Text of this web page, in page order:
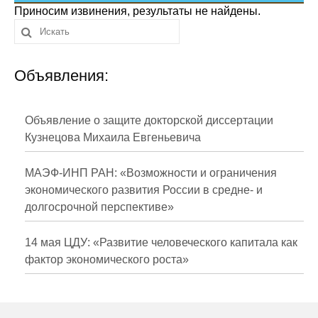
Сотрудники
Отчетность
Противодействие коррупции
Публикации
Научная жизнь
Издания
Проблемы прогнозирования
О журнале
Приносим извинения, результаты не найдены.
Объявления:
Объявление о защите докторской диссертации
Кузнецова Михаила Евгеньевича
МАЭФ-ИНП РАН: «Возможности и ограничения
экономического развития России в средне- и
долгосрочной перспективе»
14 мая ЦДУ: «Развитие человеческого капитала как
фактор экономического роста»